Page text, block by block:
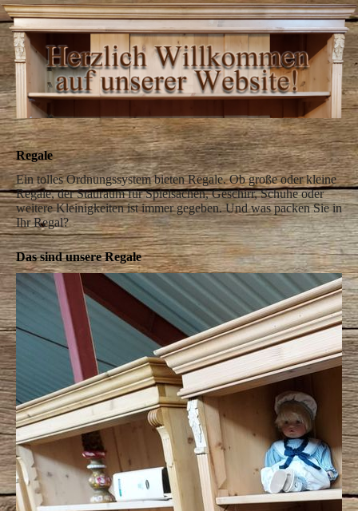
Regale
Ein tolles Ordnungssystem bieten Regale. Ob große oder kleine
Regale, der Stauraum für Spielsachen, Geschirr, Schuhe oder
weitere Kleinigkeiten ist immer gegeben. Und was packen Sie in
Ihr Regal?
Das sind unsere Regale